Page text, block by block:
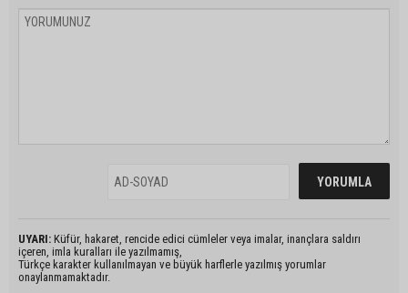
UYARI: Küfür, hakaret, rencide edici cümleler veya imalar, inançlara saldırı
içeren, imla kuralları ile yazılmamış,
Türkçe karakter kullanılmayan ve büyük harflerle yazılmış yorumlar
onaylanmamaktadır.